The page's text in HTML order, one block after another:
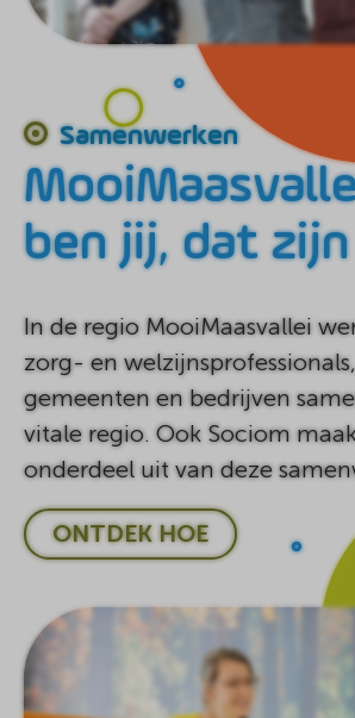
Samenwerken
ben jij, dat
In de regio MooiMaasvallei
zorg- en
gemeenten en bedrijven
vitale regio. Ook Sociom
onderdeel uit van deze
ONTDEK HOE